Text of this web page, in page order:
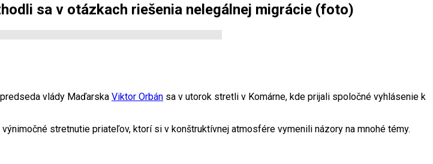
sa v otázkach riešenia nelegálnej migrácie (foto)
vlády Maďarska Viktor Orbán sa v utorok stretli v Komárne, kde prijali spoločné vyhlásenie k
stretnutie priateľov, ktorí si v konštruktívnej atmosfére vymenili názory na mnohé témy.